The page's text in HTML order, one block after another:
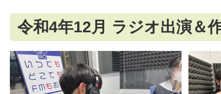
令和4年12月 ラジオ出演＆